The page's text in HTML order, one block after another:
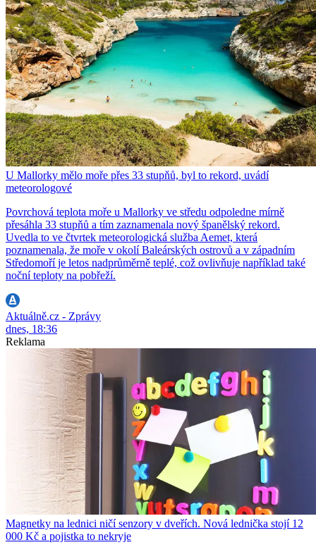
U Mallorky mělo moře přes 33 stupňů, byl to rekord, uvádí
meteorologové
Povrchová teplota moře u Mallorky ve středu odpoledne mírně
přesáhla 33 stupňů a tím zaznamenala nový španělský rekord.
Uvedla to ve čtvrtek meteorologická služba Aemet, která
poznamenala, že moře v okolí Baleárských ostrovů a v západním
Středomoří je letos nadprůměrně teplé, což ovlivňuje například také
noční teploty na pobřeží.
Aktuálně.cz - Zprávy
dnes, 18:36
Reklama
Magnetky na lednici ničí senzory v dveřích. Nová lednička stojí 12
000 Kč a pojistka to nekryje